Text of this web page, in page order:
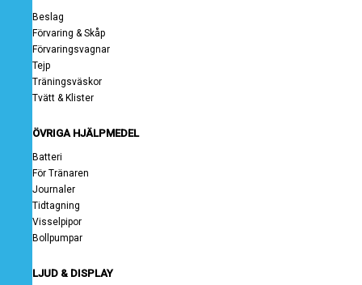
Beslag
Förvaring & Skåp
Förvaringsvagnar
Tejp
Träningsväskor
Tvätt & Klister
ÖVRIGA HJÄLPMEDEL
Batteri
För Tränaren
Journaler
Tidtagning
Visselpipor
Bollpumpar
LJUD & DISPLAY